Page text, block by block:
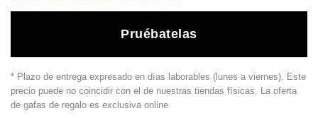
Pruébatelas
* Plazo de entrega expresado en días laborables (lunes a viernes). Este
precio puede no coincidir con el de nuestras tiendas físicas. La oferta
de gafas de regalo es exclusiva online.